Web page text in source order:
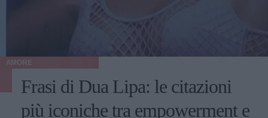
AMORE
Frasi di Dua Lipa: le citazioni
più iconiche tra empowerment e